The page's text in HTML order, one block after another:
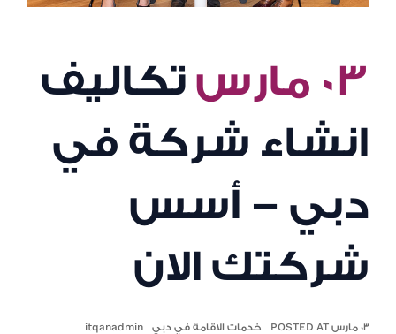
٠٣ مارس
تكاليف
انشاء شركة في
دبي – أسس
شركتك الان
٠٣ مارس POSTED AT خدمات الاقامة في دبي itqanadmin